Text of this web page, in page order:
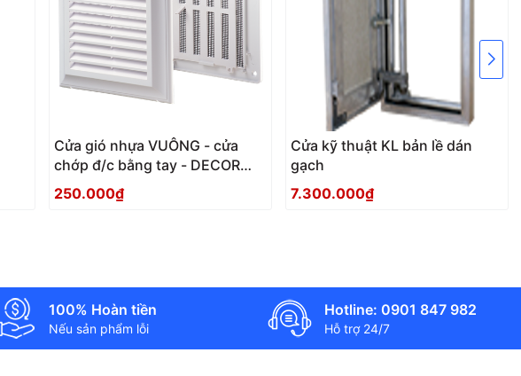
Cửa gió nhựa VUÔNG - cửa
chớp đ/c bằng tay - DECOR
180х180BRs
250.000₫
Cửa kỹ thuật KL bản lề dán
gạch
7.300.000₫
100% Hoàn tiền
Nếu sản phẩm lỗi
Hotline: 0901 847 982
Hỗ trợ 24/7